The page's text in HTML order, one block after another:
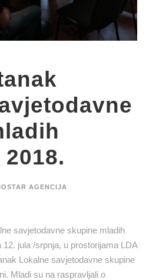
AGENCIJA
savjetodavne skupine mladih
jula /srpnja, u prostorijama LDA
Lokalne savjetodavne skupine
Mladi su na raspravljali o